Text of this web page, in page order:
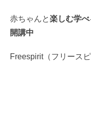
赤ちゃんと楽しむ学
開講中
Freespirit（フリース